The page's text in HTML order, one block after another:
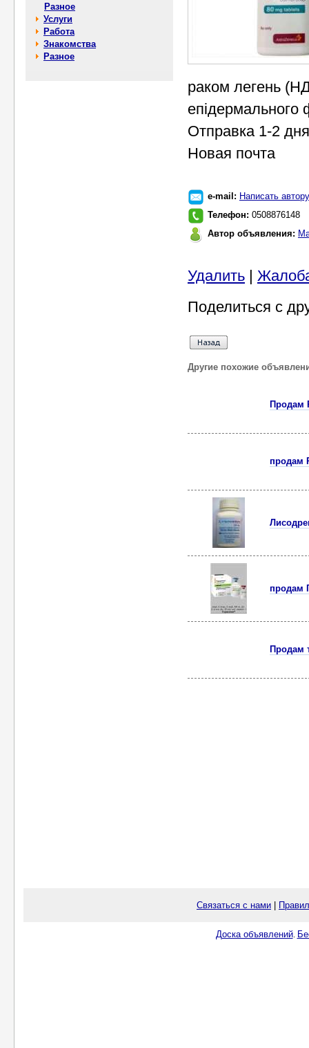
Разное
Услуги
Работа
Знакомства
Разное
раком легень
епідермального
Отправка 1-2 дня
Новая почта
e-mail: Написать автору
Телефон: 0508876148
Автор объявления:
Удалить |
Поделиться с
Другие похожие
Продам
продам
продам
Продам
Связаться с нами
Доска объявлений.